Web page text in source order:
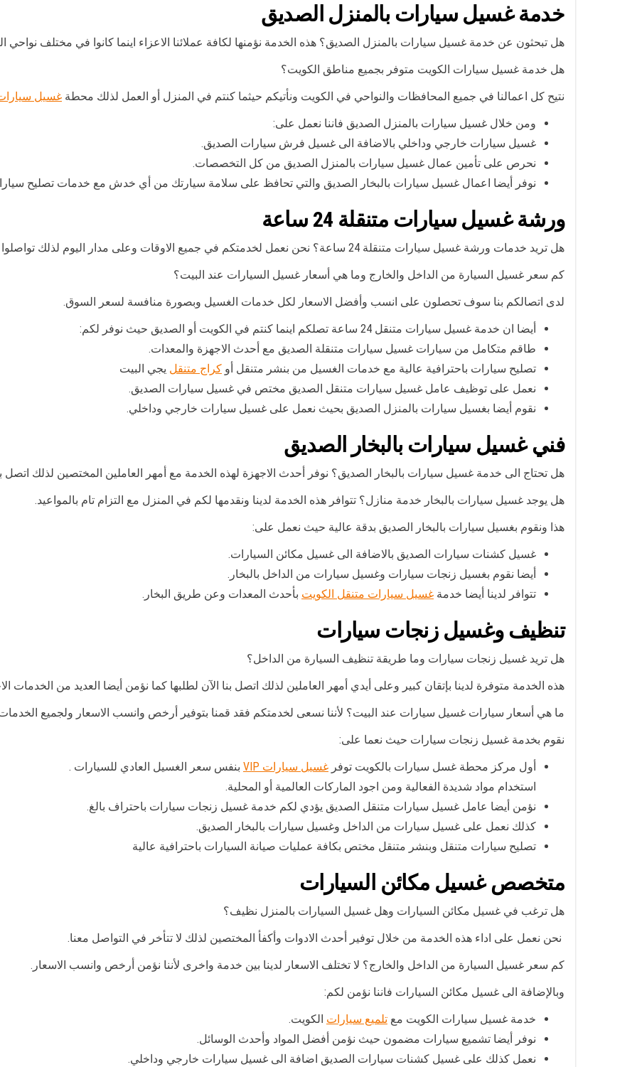
خدمة غسيل سيارات بالمنزل الصديق
هل تبحثون عن خدمة غسيل سيارات بالمنزل الصديق؟ هذه الخدمة نؤمنها لكافة عملائنا الاعزاء اينما كانوا في مختلف نواحي
هل خدمة غسيل سيارات الكويت متوفر بجميع مناطق الكويت؟
نتيح كل اعمالنا في جميع المحافظات والنواحي في الكويت ونأتيكم حيثما كنتم في المنزل أو العمل لذلك محطة غسيل
ومن خلال غسيل سيارات بالمنزل الصديق فاننا نعمل على:
غسيل سيارات خارجي وداخلي بالاضافة الى غسيل فرش سيارات الصديق.
نحرص على تأمين عمال غسيل سيارات بالمنزل الصديق من كل التخصصات.
نوفر أيضا اعمال غسيل سيارات بالبخار الصديق والتي تحافظ على سلامة سيارتك من أي خدش مع خدمات تصليح
ورشة غسيل سيارات متنقلة 24 ساعة
هل تريد خدمات ورشة غسيل سيارات متنقلة 24 ساعة؟ نحن نعمل لخدمتكم في جميع الاوقات وعلى مدار اليوم لذلك تواصلوا معنا في اي وقت يناسبكم وسنكون لديكم سريعا.
كم سعر غسيل السيارة من الداخل والخارج وما هي أسعار غسيل السيارات عند البيت؟
لدى اتصالكم بنا سوف تحصلون على انسب وأفضل الاسعار لكل خدمات الغسيل وبصورة منافسة لسعر السوق.
أيضا ان خدمة غسيل سيارات متنقل 24 ساعة تصلكم اينما كنتم في الكويت أو الصديق حيث نوفر لكم:
طاقم متكامل من سيارات غسيل سيارات متنقلة الصديق مع أحدث الاجهزة والمعدات.
تصليح سيارات باحترافية عالية مع خدمات الغسيل من بنشر متنقل أو كراج متنقل يجي البيت
نعمل على توظيف عامل غسيل سيارات متنقل الصديق مختص في غسيل سيارات الصديق.
نقوم أيضا بغسيل سيارات بالمنزل الصديق بحيث نعمل على غسيل سيارات خارجي وداخلي.
فني غسيل سيارات بالبخار الصديق
هل تحتاج الى خدمة غسيل سيارات بالبخار الصديق؟ نوفر أحدث الاجهزة لهذه الخدمة مع أمهر العاملين المختصين لذلك اتصل
هل يوجد غسيل سيارات بالبخار خدمة منازل؟ تتوافر هذه الخدمة لدينا ونقدمها لكم في المنزل مع التزام تام بالمواعيد.
هذا ونقوم بغسيل سيارات بالبخار الصديق بدقة عالية حيث نعمل على:
غسيل كشنات سيارات الصديق بالاضافة الى غسيل مكائن السيارات.
أيضا نقوم بغسيل زنجات سيارات وغسيل سيارات من الداخل بالبخار.
تتوافر لدينا أيضا خدمة غسيل سيارات متنقل الكويت بأحدث المعدات وعن طريق البخار.
تنظيف وغسيل زنجات سيارات
هل تريد غسيل زنجات سيارات وما طريقة تنظيف السيارة من الداخل؟
هذه الخدمة متوفرة لدينا بإتقان كبير وعلى أيدي أمهر العاملين لذلك اتصل بنا الآن لطلبها كما نؤمن أيضا العديد من الخدمات
ما هي أسعار سيارات غسيل سيارات عند البيت؟ لأننا نسعى لخدمتكم فقد قمنا بتوفير أرخص وانسب الاسعار ولجميع
نقوم بخدمة غسيل زنجات سيارات حيث نعما على:
أول مركز محطة غسل سيارات بالكويت توفر غسيل سيارات VIP
بنفس سعر الغسيل العادي للسيارات .
استخدام مواد شديدة الفعالية ومن اجود الماركات العالمية أو المحلية.
نؤمن أيضا عامل غسيل سيارات متنقل الصديق يؤدي لكم خدمة غسيل زنجات سيارات باحتراف بالغ.
كذلك نعمل على غسيل سيارات من الداخل وغسيل سيارات بالبخار الصديق.
تصليح سيارات متنقل وبنشر متنقل مختص بكافة عمليات صيانة السيارات باحترافية عالية
متخصص غسيل مكائن السيارات
هل ترغب في غسيل مكائن السيارات وهل غسيل السيارات بالمنزل نظيف؟
نحن نعمل على اداء هذه الخدمة من خلال توفير أحدث الادوات وأكفأ المختصين لذلك لا تتأخر في التواصل معنا.
كم سعر غسيل السيارة من الداخل والخارج؟ لا تختلف الاسعار لدينا بين خدمة واخرى لأننا نؤمن أرخص وانسب الاسعار.
وبالإضافة الى غسيل مكائن السيارات فاننا نؤمن لكم:
خدمة غسيل سيارات الكويت مع تلميع سيارات الكويت.
نوفر أيضا تشميع سيارات مضمون حيث نؤمن أفضل المواد وأحدث الوسائل.
نعمل كذلك على غسيل كشنات سيارات الصديق اضافة الى غسيل سيارات خارجي وداخلي.